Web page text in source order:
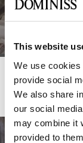
This website
We use
provide social
We also share
our social
may combine it
provided to
DOMINISS
HAPPY